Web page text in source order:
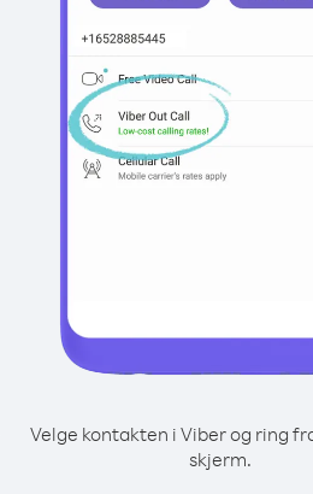
Velge kontakten i Viber og ring
skjerm.